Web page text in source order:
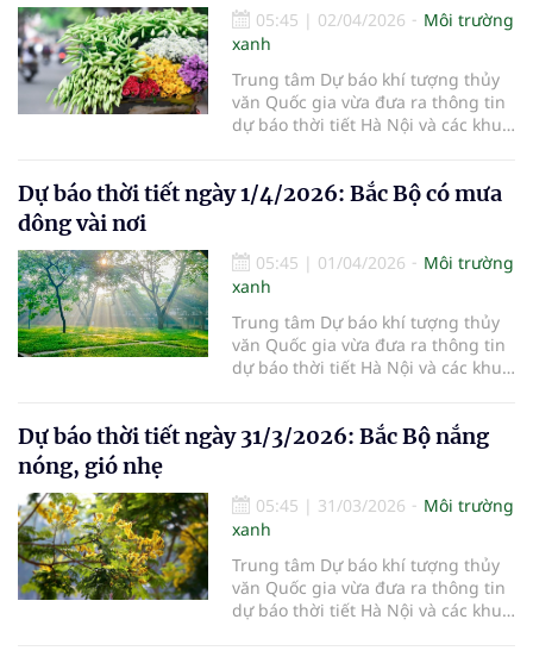
05:45 | 02/04/2026
Môi trường
xanh
Trung tâm Dự báo khí tượng thủy
văn Quốc gia vừa đưa ra thông tin
dự báo thời tiết Hà Nội và các khu
Dự báo thời tiết ngày 1/4/2026: Bắc Bộ có mưa
dông vài nơi
05:45 | 01/04/2026
Môi trường
xanh
Trung tâm Dự báo khí tượng thủy
văn Quốc gia vừa đưa ra thông tin
dự báo thời tiết Hà Nội và các khu
Dự báo thời tiết ngày 31/3/2026: Bắc Bộ nắng
nóng, gió nhẹ
05:45 | 31/03/2026
Môi trường
xanh
Trung tâm Dự báo khí tượng thủy
văn Quốc gia vừa đưa ra thông tin
dự báo thời tiết Hà Nội và các khu